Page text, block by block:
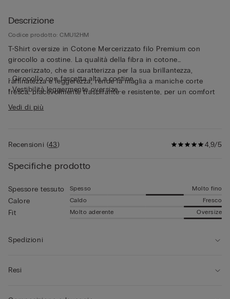
Descrizione
Codice prodotto: CMU12HM
T-Shirt oversize in Cotone Mercerizzato filo Premium con
girocollo a costine. La qualità della fibra in cotone
mercerizzato, che si caratterizza per la sua brillantezza,
raffinatezza e leggerezza, rende la maglia a maniche corte
fresca, piacevolmente traspirante e resistente, per un comfort
impeccabile a contatto con la pelle. Il tessuto sottile e il fit
rilassato rendono questa maglia a maniche corte perfetta come
• Girocollo con fascetta alta a costine
• Vestibilità leggermente oversize
Vedi di più
4,9/5
Recensioni(43)
Specifiche prodotto
Spessore tessuto Spesso Molto fino
Calore Caldo Fresco
Fit Molto aderente Oversize
Spedizioni
Resi